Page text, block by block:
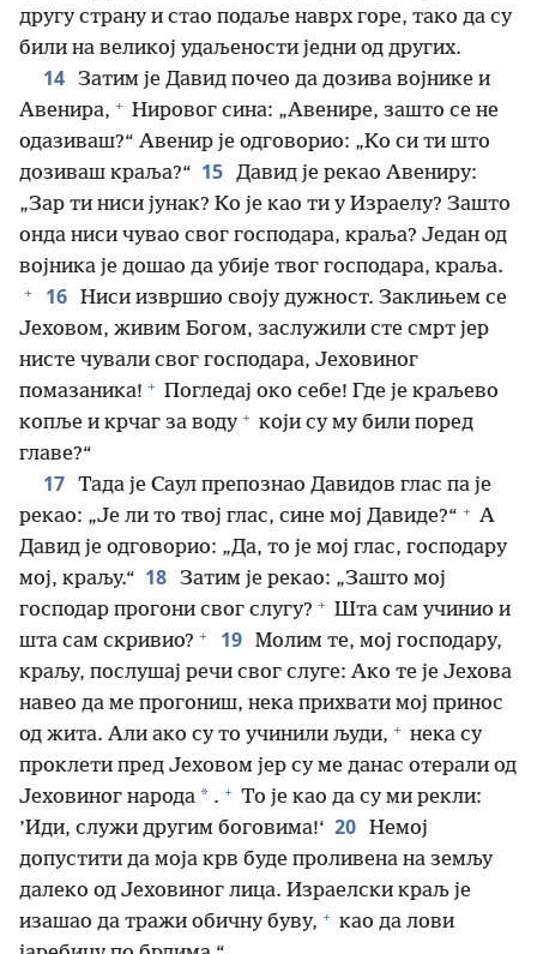
другу страну и стао подаље наврх горе, тако да су
били на великој удаљености једни од других.
14 Затим је Давид почео да дозива војнике и
Авенира, + Нировог сина: „Авенире, зашто се не
одазиваш?“ Авенир је одговорио: „Ко си ти што
дозиваш краља?“ 15 Давид је рекао Авениру:
„Зар ти ниси јунак? Ко је као ти у Израелу? Зашто
онда ниси чувао свог господара, краља? Један од
војника је дошао да убије твог господара, краља.
+ 16 Ниси извршио своју дужност. Заклињем се
Јеховом, живим Богом, заслужили сте смрт јер
нисте чували свог господара, Јеховиног
помазаника! + Погледај око себе! Где је краљево
копље и крчаг за воду + који су му били поред
главе?“
17 Тада је Саул препознао Давидов глас па је
рекао: „Је ли то твој глас, сине мој Давиде?“ + А
Давид је одговорио: „Да, то је мој глас, господару
мој, краљу.“ 18 Затим је рекао: „Зашто мој
господар прогони свог слугу? + Шта сам учинио и
шта сам скривио? + 19 Молим те, мој господару,
краљу, послушај речи свог слуге: Ако те је Јехова
навео да ме прогониш, нека прихвати мој принос
од жита. Али ако су то учинили људи, + нека су
проклети пред Јеховом јер су ме данас отерали од
Јеховиног народа * . + То је као да су ми рекли:
’Иди, служи другим боговима!‘ 20 Немој
допустити да моја крв буде проливена на земљу
далеко од Јеховиног лица. Израелски краљ је
изашао да тражи обичну буву, + као да лови